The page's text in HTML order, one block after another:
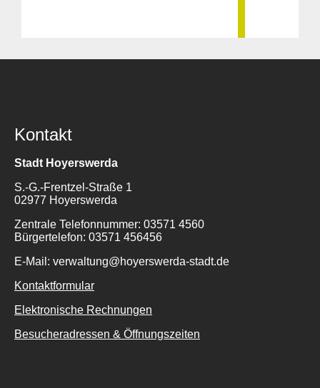
Suche
für:
Kontakt
Stadt Hoyerswerda
S.-G.-Frentzel-Straße 1
02977 Hoyerswerda
Zentrale Telefonnummer: 03571 4560
Bürgertelefon: 03571 456456
E-Mail: verwaltung@hoyerswerda-stadt.de
Kontaktformular
Elektronische Rechnungen
Besucheradressen & Öffnungszeiten